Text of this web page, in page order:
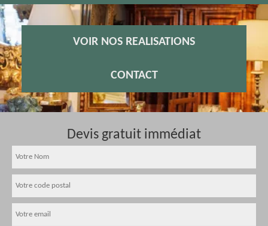
VOIR NOS REALISATIONS
CONTACT
Devis gratuit immédiat